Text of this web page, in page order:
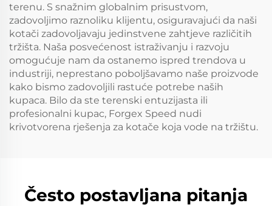
terenu. S snažnim globalnim prisustvom,
zadovoljimo raznoliku klijentu, osiguravajući da naši
kotači zadovoljavaju jedinstvene zahtjeve različitih
tržišta. Naša posvećenost istraživanju i razvoju
omogućuje nam da ostanemo ispred trendova u
industriji, neprestano poboljšavamo naše proizvode
kako bismo zadovoljili rastuće potrebe naših
kupaca. Bilo da ste terenski entuzijasta ili
profesionalni kupac, Forgex Speed nudi
krivotvorena rješenja za kotače koja vode na tržištu.
Često postavljana pitanja